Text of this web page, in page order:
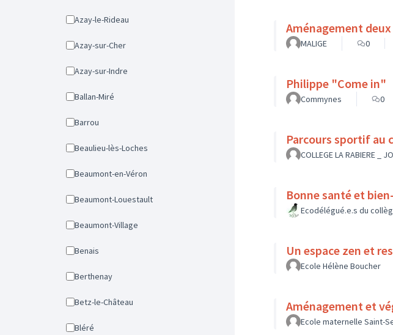
Azay-le-Rideau
Azay-sur-Cher
Azay-sur-Indre
Ballan-Miré
Barrou
Beaulieu-lès-Loches
Beaumont-en-Véron
Beaumont-Louestault
Beaumont-Village
Benais
Berthenay
Betz-le-Château
Bléré
Aménagement
MALIGE 0
Philippe "Come in"
Commynes 0
Parcours sportif au
COLLEGE LA RABIERE _
Bonne santé et
Ecodélégué.e.s du
Un espace zen et
Ecole Hélène Boucher
Aménagement et
Ecole maternelle Saint-